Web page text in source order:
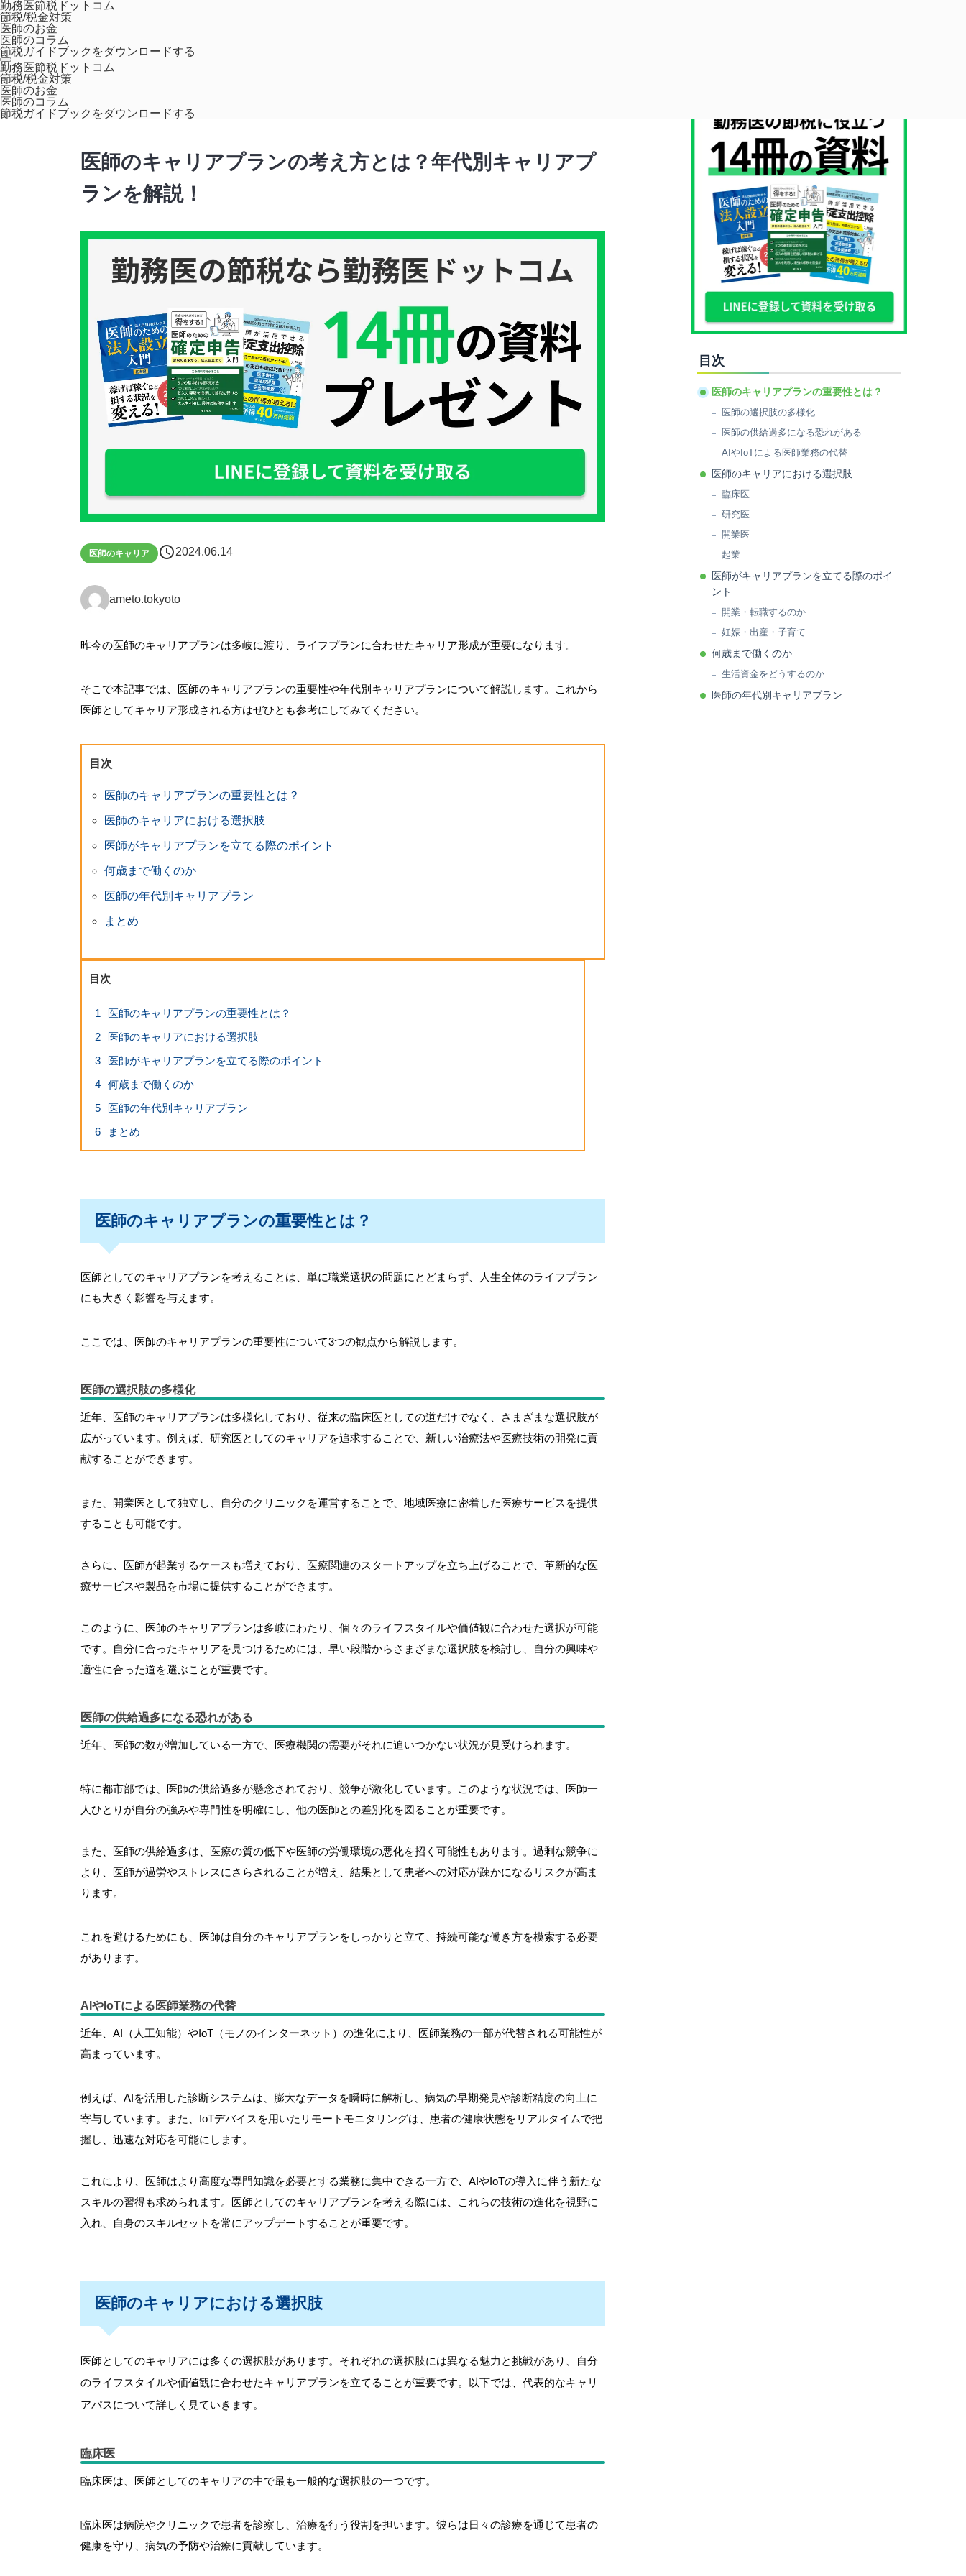
勤務医節税ドットコム
節税/税金対策
医師のお金
医師のコラム
節税ガイドブックをダウンロードする
勤務医節税ドットコム
節税/税金対策
医師のお金
医師のコラム
節税ガイドブックをダウンロードする
ホーム 医師のキャリア
キャリアアップ
医師のキャリアプランの考え方とは？年代別キャリアプ
ランを解説！
医師のキャリア schedule2024.06.14
ameto.tokyoto
昨今の医師のキャリアプランは多岐に渡り、ライフプランに合わせたキャリア形成が重要になります。
そこで本記事では、医師のキャリアプランの重要性や年代別キャリアプランについて解説します。これから
医師としてキャリア形成される方はぜひとも参考にしてみてください。
目次
医師のキャリアプランの重要性とは？
医師のキャリアにおける選択肢
医師がキャリアプランを立てる際のポイント
何歳まで働くのか
医師の年代別キャリアプラン
まとめ
目次
1
医師のキャリアプランの重要性とは？
2
医師のキャリアにおける選択肢
3
医師がキャリアプランを立てる際のポイント
4
何歳まで働くのか
5
医師の年代別キャリアプラン
6
まとめ
医師のキャリアプランの重要性とは？
医師としてのキャリアプランを考えることは、単に職業選択の問題にとどまらず、人生全体のライフプラン
にも大きく影響を与えます。
ここでは、医師のキャリアプランの重要性について3つの観点から解説します。
医師の選択肢の多様化
近年、医師のキャリアプランは多様化しており、従来の臨床医としての道だけでなく、さまざまな選択肢が
広がっています。 例えば、研究医としてのキャリアを追求することで、新しい治療法や医療技術の開発に貢
献することができます。
また、開業医として独立し、自分のクリニックを運営することで、地域医療に密着した医療サービスを提供
することも可能です。
さらに、医師が起業するケースも増えており、医療関連のスタートアップを立ち上げることで、革新的な医
療サービスや製品を市場に提供することができます。
このように、医師のキャリアプランは多岐にわたり、個々のライフスタイルや価値観に合わせた選択が可能
です。自分に合ったキャリアを見つけるためには、早い段階からさまざまな選択肢を検討し、自分の興味や
適性に合った道を選ぶことが重要です。
医師の供給過多になる恐れがある
近年、医師の数が増加している一方で、医療機関の需要がそれに追いつかない状況が見受けられます。
特に都市部では、医師の供給過多が懸念されており、競争が激化しています。このような状況では、医師一
人ひとりが自分の強みや専門性を明確にし、他の医師との差別化を図ることが重要です。
また、医師の供給過多は、医療の質の低下や医師の労働環境の悪化を招く可能性もあります。過剰な競争に
より、医師が過労やストレスにさらされることが増え、結果として患者への対応が疎かになるリスクが高ま
ります。
これを避けるためにも、医師は自分のキャリアプランをしっかりと立て、持続可能な働き方を模索する必要
があります。
AIやIoTによる医師業務の代替
近年、AI（人工知能）やIoT（モノのインターネット）の進化により、医師業務の一部が代替される可能性が
高まっています。
例えば、AIを活用した診断システムは、膨大なデータを瞬時に解析し、病気の早期発見や診断精度の向上に
寄与しています。また、IoTデバイスを用いたリモートモニタリングは、患者の健康状態をリアルタイムで把
握し、迅速な対応を可能にします。
これにより、医師はより高度な専門知識を必要とする業務に集中できる一方で、AIやIoTの導入に伴う新たな
スキルの習得も求められます。
医師としてのキャリアプランを考える際には、これらの技術の進化を視野に
入れ、自身のスキルセットを常にアップデートすることが重要です。
医師のキャリアにおける選択肢
医師としてのキャリアには多くの選択肢があります。それぞれの選択肢には異なる魅力と挑戦があり、自分
のライフスタイルや価値観に合わせたキャリアプランを立てることが重要です。以下では、代表的なキャリ
アパスについて詳しく見ていきます。
臨床医
臨床医は、医師としてのキャリアの中で最も一般的な選択肢の一つです。
臨床医は病院やクリニックで患者を診察し、治療を行う役割を担います。彼らは日々の診療を通じて患者の
健康を守り、病気の予防や治療に貢献しています。
目次
医師のキャリアプランの重要性とは？
医師の選択肢の多様化
医師の供給過多になる恐れがある
AIやIoTによる医師業務の代替
医師のキャリアにおける選択肢
臨床医
研究医
開業医
起業
医師がキャリアプランを立てる際のポイ
ント
開業・転職するのか
妊娠・出産・子育て
何歳まで働くのか
生活資金をどうするのか
医師の年代別キャリアプラン